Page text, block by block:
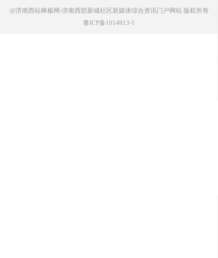
@济南西站棒极网-济南西部新城社区新媒体综合资讯门户网站版权所有
鲁ICP备1014813-1